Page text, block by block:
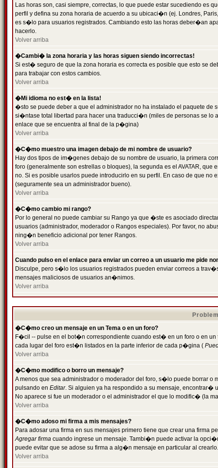
Las horas son, casi siempre, correctas, lo que puede estar sucediendo es
perfil y defina su zona horaria de acuerdo a su ubicaci�n (ej. Londres,
es s�lo para usuarios registrados. Cambiando esto las horas deber�an
hacerlo.
Volver arriba
�Cambi� la zona horaria y las horas siguen siendo incorrectas!
Si est� seguro de que la zona horaria es correcta es posible que esto se
para trabajar con estos cambios.
Volver arriba
�Mi idioma no est� en la lista!
�sto se puede deber a que el administrador no ha instalado el paquete
si�ntase total libertad para hacer una traducci�n (miles de personas se
enlace que se encuentra al final de la p�gina)
Volver arriba
�C�mo muestro una imagen debajo de mi nombre de usuario?
Hay dos tipos de im�genes debajo de su nombre de usuario, la primera
foro (generalmente son estrellas o bloques), la segunda es el AVATAR,
no. Si es posible usarlos puede introducirlo en su perfil. En caso de que
(seguramente sea un administrador bueno).
Volver arriba
�C�mo cambio mi rango?
Por lo general no puede cambiar su Rango ya que �ste es asociado
usuarios (administrador, moderador o Rangos especiales). Por favor, no
ning�n beneficio adicional por tener Rangos.
Volver arriba
Cuando pulso en el enlace para enviar un correo a un usuario me pide
Disculpe, pero s�lo los usuarios registrados pueden enviar correos a
mensajes maliciosos de usuarios an�nimos.
Volver arriba
�C�mo creo un mensaje en un Tema o en un foro?
F�cil -- pulse en el bot�n correspondiente cuando est� en un foro o en
cada lugar del foro est�n listados en la parte inferior de cada p�gina (
Volver arriba
�C�mo modifico o borro un mensaje?
A menos que sea administrador o moderador del foro, s�lo puede borrar o
pulsando en Editar. Si alguien ya ha respondido a su mensaje, encontrar�
No aparece si fue un moderador o el administrador el que lo modific� (la
Volver arriba
�C�mo adoso mi firma a mis mensajes?
Para adosar una firma en sus mensajes primero tiene que crear una firma
Agregar firma cuando ingrese un mensaje. Tambi�n puede activar la
puede evitar que se adose su firma a alg�n mensaje en particular al crearlo.
Volver arriba